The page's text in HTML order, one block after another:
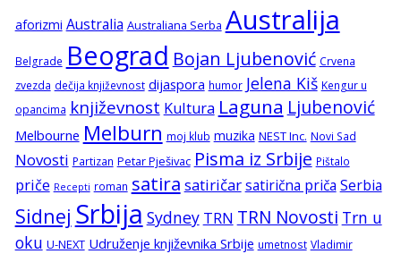
aforizmi Australia Australiana Serba Australija
Belgrade Beograd Bojan Ljubenović Crvena
zvezda dečija književnost dijaspora humor Jelena Kiš Kengur u
opancima književnost Kultura Laguna Ljubenović
Melbourne Melburn moj klub muzika NEST Inc. Novi Sad
Novosti Partizan Petar Pješivac Pisma iz Srbije Pištalo
priče Recepti roman satira satiričarsatirična priča Serbia
Sidnej Srbija Sydney TRN TRN Novosti Trn u
oku U-NEXT Udruženje književnika Srbije umetnost Vladimir